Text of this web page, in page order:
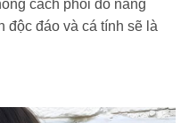
cách phối đồ năng
độc đáo và cá tính sẽ là